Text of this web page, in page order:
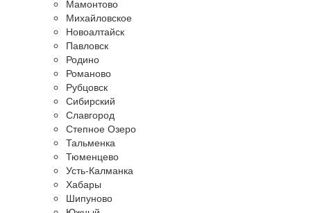
Мамонтово
Михайловское
Новоалтайск
Павловск
Родино
Романово
Рубцовск
Сибирский
Славгород
Степное Озеро
Тальменка
Тюменцево
Усть-Калманка
Хабары
Шипуново